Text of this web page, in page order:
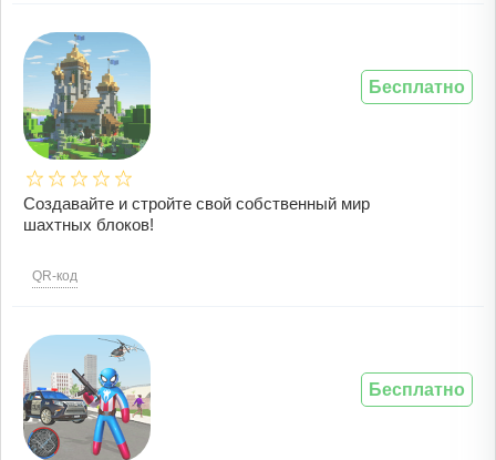
Создавайте и стройте свой собственный мир
шахтных блоков!
QR-код
Бесплатно
Бесплатно